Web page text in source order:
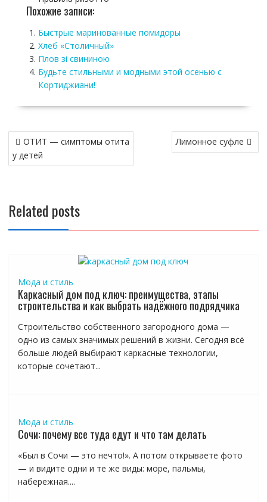
Похожие записи:
Быстрые маринованные помидоры
Хлеб «Столичный»
Плов зі свининою
Будьте стильными и модными этой осенью с
Кортиджиани!
Навигация
по
записям
ОТИТ — симптомы отита
у детей
Лимонное суфле
Related posts
Мода и стиль
Каркасный дом под ключ: преимущества, этапы
строительства и как выбрать надёжного подрядчика
Строительство собственного загородного дома —
одно из самых значимых решений в жизни. Сегодня всё
больше людей выбирают каркасные технологии,
которые сочетают...
Мода и стиль
Сочи: почему все туда едут и что там делать
«Был в Сочи — это нечто!». А потом открываете фото
— и видите одни и те же виды: море, пальмы,
набережная....